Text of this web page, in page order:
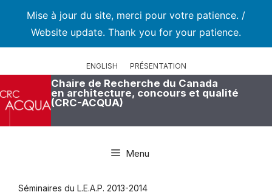
Mise à jour du site, merci pour votre patience. /
Website update. Thank you for your patience.
ENGLISH PRÉSENTATION
Chaire de Recherche du Canada
en architecture, concours et qualité
(CRC-ACQUA)
Menu
Séminaires du L.E.A.P. 2013-2014